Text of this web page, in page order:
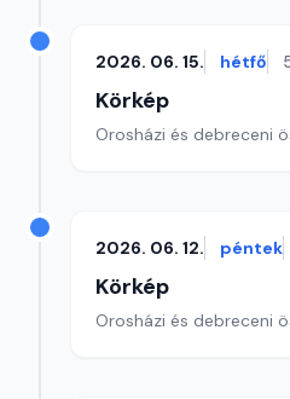
2026. 06. 15. hétfő
Körkép
Orosházi és debreceni
2026. 06. 12. péntek
Körkép
Orosházi és debreceni